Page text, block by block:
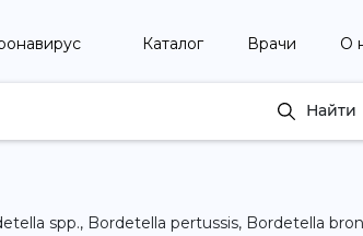
Каталог Врачи О
Найти
spp., Bordetella pertussis, Bordetella